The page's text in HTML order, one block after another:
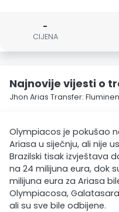
-
CIJENA
Najnovije vijesti o
Jhon Arias Transfer:
Olympiacos je pokušao
Ariasa u siječnju, ali nije
Brazilski tisak izvještava
na 24 milijuna eura, dok
milijuna eura za Ariasa
Olympiacosa,
ali su sve bile odbijene.